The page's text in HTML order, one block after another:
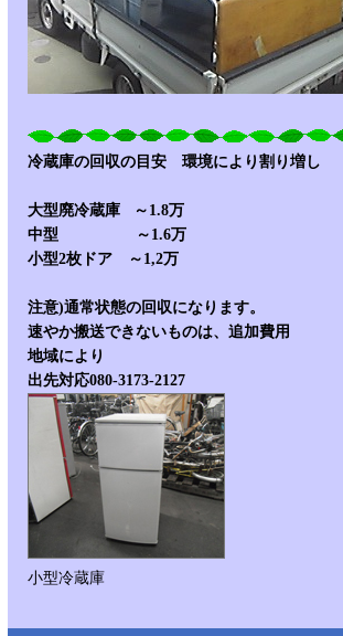
冷蔵庫の回収の目安 環境により割り増し
大型廃冷蔵庫 ～1.8万
中型 ～1.6万
小型2枚ドア ～1,2万
注意)通常状態の回収になります。
速やか搬送できないものは、追加費用
地域により
出先対応080-3173-2127
小型冷蔵庫